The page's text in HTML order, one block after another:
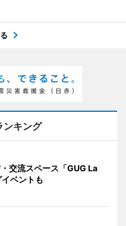
ンキング
交流スペース「GUG La
ベントも